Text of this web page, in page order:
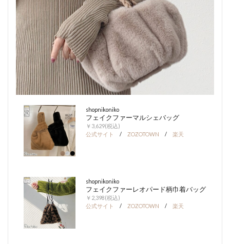
shopnikoniko
フェイクファーマルシェバッグ
￥3,629(税込)
公式サイト
/ ZOZOTOWN / 楽天
shopnikoniko
フェイクファーレオパード柄巾着バッグ
￥2,398(税込)
公式サイト
/ ZOZOTOWN / 楽天